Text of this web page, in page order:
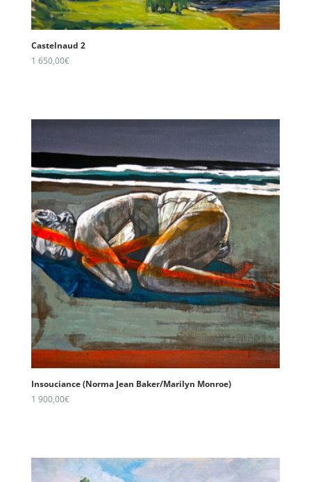
Castelnaud 2
1 650,00€
Insouciance (Norma Jean Baker/Marilyn Monroe)
1 900,00€